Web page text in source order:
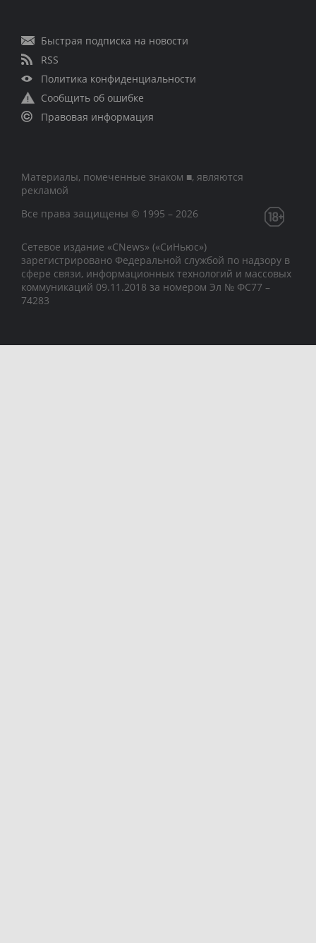
Быстрая подписка на новости
RSS
Политика конфиденциальности
Сообщить об ошибке
Правовая информация
Материалы, помеченные знаком ■, являются
рекламой
Все права защищены © 1995 – 2026
Сетевое издание «CNews» («СиНьюс»)
зарегистрировано Федеральной службой по надзору в
сфере связи, информационных технологий и массовых
коммуникаций 09.11.2018 за номером Эл № ФС77 –
74283